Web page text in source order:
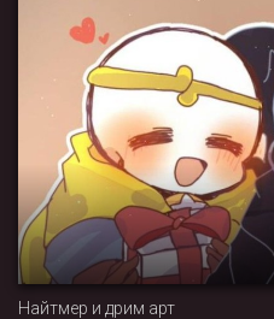
Найтмер и дрим арт